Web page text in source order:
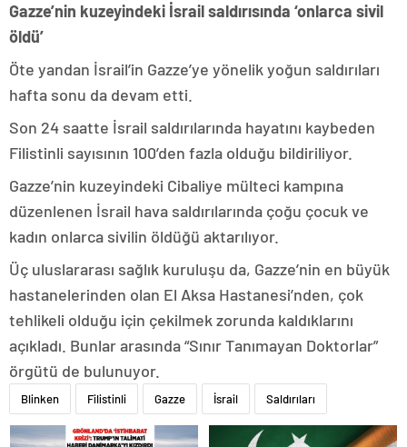
Gazze’nin kuzeyindeki İsrail saldırısında ‘onlarca sivil
öldü’
Öte yandan İsrail’in Gazze’ye yönelik yoğun saldırıları
hafta sonu da devam etti.
Son 24 saatte İsrail saldırılarında hayatını kaybeden
Filistinli sayısının 100’den fazla olduğu bildiriliyor.
Gazze’nin kuzeyindeki Cibaliye mülteci kampına
düzenlenen İsrail hava saldırılarında çoğu çocuk ve
kadın onlarca sivilin öldüğü aktarılıyor.
Üç uluslararası sağlık kuruluşu da, Gazze’nin en büyük
hastanelerinden olan El Aksa Hastanesi’nden, çok
tehlikeli olduğu için çekilmek zorunda kaldıklarını
açıkladı. Bunlar arasında “Sınır Tanımayan Doktorlar”
örgütü de bulunuyor.
Blinken Filistinli Gazze İsrail Saldırıları